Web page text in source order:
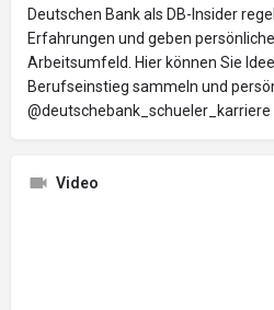
Deutschen Bank als DB-Insider
Erfahrungen und geben
Arbeitsumfeld. Hier können Sie
Berufseinstieg sammeln und
@deutschebank_schueler_karriere
Video